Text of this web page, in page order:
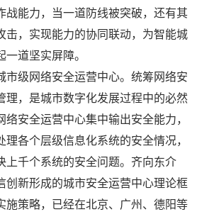
战能力，当一道防线被突破，还有其
击，实现能力的协同联动，为智能城
道坚实屏障。
级网络安全运营中心。统筹网络安
理，是城市数字化发展过程中的必然
安全运营中心集中输出安全能力，
理各个层级信息化系统的安全情况，
上千个系统的安全问题。齐向东介
创新形成的城市安全运营中心理论框
施策略，已经在北京、广州、德阳等